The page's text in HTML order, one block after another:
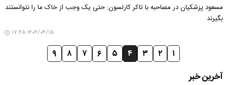
مسعود پزشکیان در مصاحبه با تاکر کارلسون: حتی یک وجب از خاک ما را نتوانستند
بگیرند
۱۴۰۴/۰۴/۱۵ ۱۷:۴۵
۱ ۲ ۳ ۴ ۵ ۶ ۷ ۸ ۹
آخرین خبر